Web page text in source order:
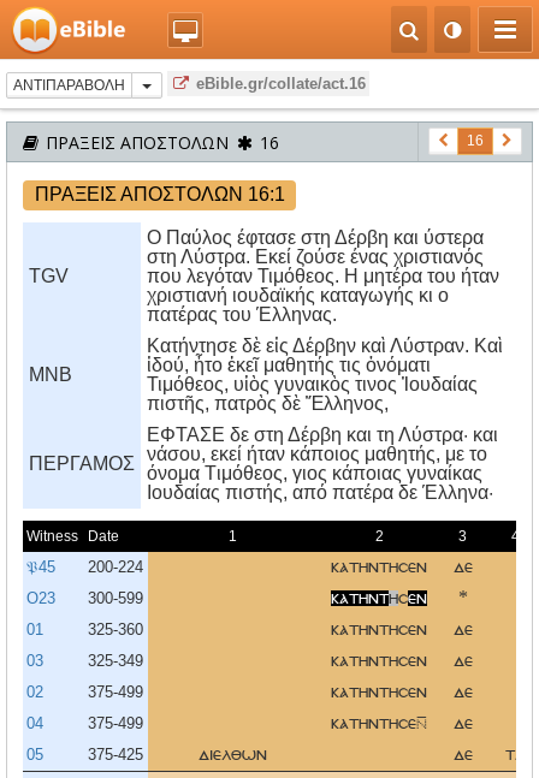
ΑΝΤΙΠΑΡΑΒΟΛΗ eBible.gr/collate/act.16
ΠΡΑΞΕΙΣ ΑΠΟΣΤΟΛΩΝ 16 16
ΠΡΑΞΕΙΣ ΑΠΟΣΤΟΛΩΝ 16:1
TGV
Ο Παύλος έφτασε στη Δέρβη και ύστερα
στη Λύστρα. Εκεί ζούσε ένας χριστιανός
που λεγόταν Τιμόθεος. Η μητέρα του ήταν
χριστιανή ιουδαϊκής καταγωγής κι ο
πατέρας του Έλληνας.
MNB
Κατήντησε δὲ εἰς Δέρβην καὶ Λύστραν. Καὶ
ἰδού, ἦτο ἐκεῖ μαθητής τις ὀνόματι
Τιμόθεος, υἱὸς γυναικὸς τινος Ἰουδαίας
πιστῆς, πατρὸς δὲ Ἕλληνος,
ΠΕΡΓΑΜΟΣ
EΦTAΣE δε στη Δέρβη και τη Λύστρα· και
νάσου, εκεί ήταν κάποιος μαθητής, με το
όνομα Tιμόθεος, γιος κάποιας γυναίκας
Iουδαίας πιστής, από πατέρα δε Έλληνα·
Witness Date 1 2 3 4
𝔓45 200-224 κατηντησεν δε
O23 300-599 κατηντησεν *
01 325-360 κατηντησεν δε
03 325-349 κατηντησεν δε
02 375-499 κατηντησεν δε
04 375-499 κατηντησε δε
05 375-425 διελθων δε τα